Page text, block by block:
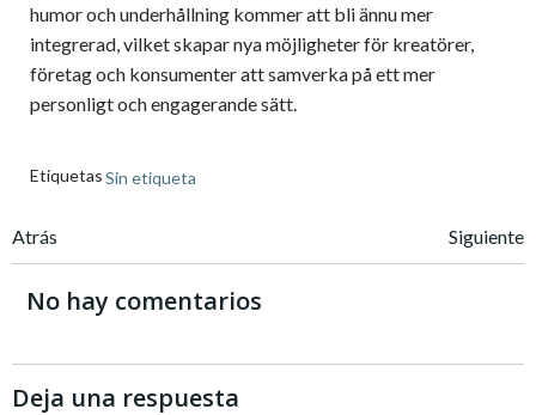
humor och underhållning kommer att bli ännu mer
integrerad, vilket skapar nya möjligheter för kreatörer,
företag och konsumenter att samverka på ett mer
personligt och engagerande sätt.
Etiquetas Sin etiqueta
Navegación
de
entradas
Atrás
Navegación
entradas
Siguiente
No hay comentarios
Deja una respuesta